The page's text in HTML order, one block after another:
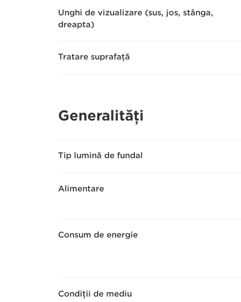
Unghi de vizualizare (sus, jos, stânga,
dreapta)
Tratare suprafaţă
Generalităţi
Tip lumină de fundal
Alimentare
Consum de energie
Condiţii de mediu